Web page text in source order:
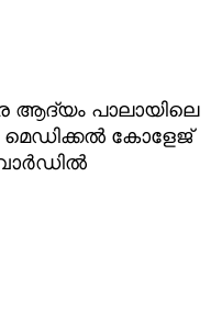
ആദ്യം പാലായിലെ
മെഡിക്കൽ കോളേജ്